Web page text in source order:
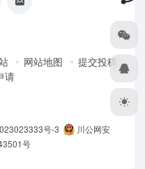
网站地图
提交投稿
请
号-3
川公网安
号